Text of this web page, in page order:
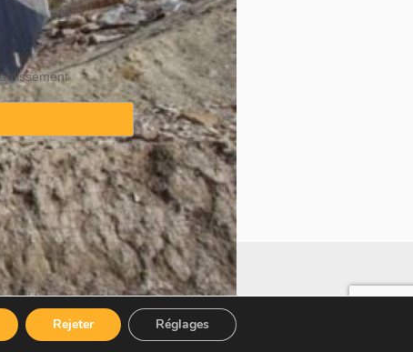
·Politique sur les témoins
Rejeter Réglages